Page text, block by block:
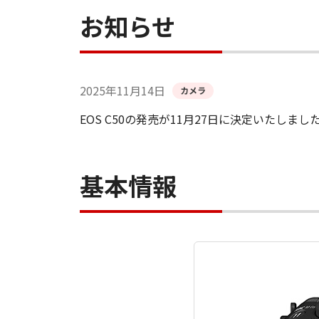
お知らせ
2025年11月14日 カメラ
EOS C50の発売が11月27日に決定いたしまし
基本情報